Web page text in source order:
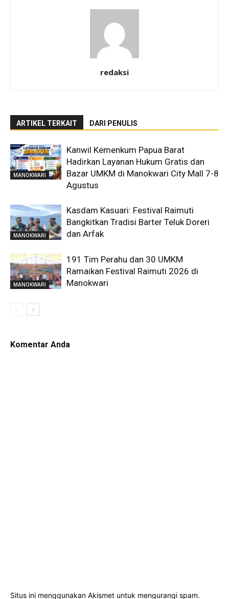
redaksi
ARTIKEL TERKAIT DARI PENULIS
MANOKWARI
Kanwil Kemenkum Papua Barat
Hadirkan Layanan Hukum Gratis dan
Bazar UMKM di Manokwari City Mall 7-8
Agustus
MANOKWARI
Kasdam Kasuari: Festival Raimuti
Bangkitkan Tradisi Barter Teluk Doreri
dan Arfak
MANOKWARI
191 Tim Perahu dan 30 UMKM
Ramaikan Festival Raimuti 2026 di
Manokwari
Komentar Anda
Situs ini menggunakan Akismet untuk mengurangi spam.